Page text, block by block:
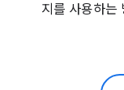
지를 사용하는